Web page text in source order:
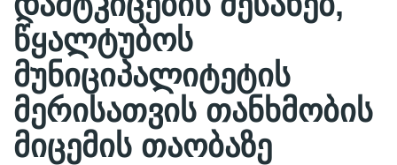
წყალტუბოს
მუნიციპალიტეტის
მერისათვის თანხმობის
მიცემის თაობაზე